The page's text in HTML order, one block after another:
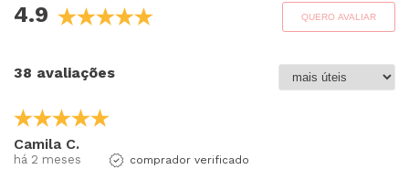
4.9 QUERO AVALIAR
38 avaliações
Camila C.
há 2 meses comprador verificado